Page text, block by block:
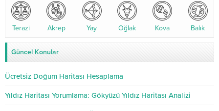
Terazi Akrep Yay Oğlak Kova Balık
Güncel Konular
Ücretsiz Doğum Haritası Hesaplama
Yıldız Haritası Yorumlama: Gökyüzü Yıldız Haritası Analizi